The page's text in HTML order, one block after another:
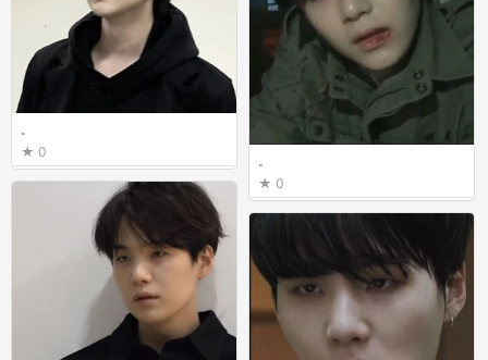
。
0
。
0